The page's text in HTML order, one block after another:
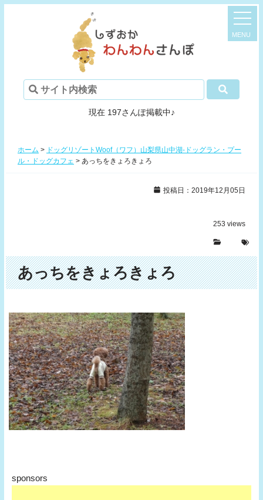
現在 197さんぽ掲載中♪
ホーム > ドッグリゾートWoof（ワフ）山梨県山中湖-ドッグラン・プー
ル・ドッグカフェ > あっちをきょろきょろ
投稿日：2019年12月05日
253 views
あっちをきょろきょろ
sponsors